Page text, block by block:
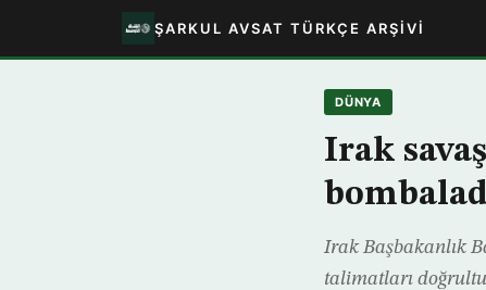
ŞARKUL AVSAT TÜRKÇE ARŞIVI
DÜNYA
Irak
Irak Başbakanlık
talimatları